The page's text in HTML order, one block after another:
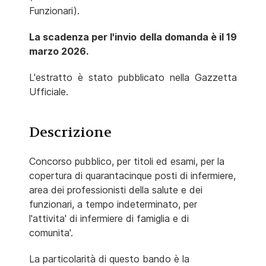
Funzionari).
La scadenza per l'invio della domanda è il 19
marzo 2026.
L'estratto è stato pubblicato nella Gazzetta
Ufficiale.
Descrizione
Concorso pubblico, per titoli ed esami, per la
copertura di quarantacinque posti di infermiere,
area dei professionisti della salute e dei
funzionari, a tempo indeterminato, per
l'attivita' di infermiere di famiglia e di
comunita'.
La particolarità di questo bando è la